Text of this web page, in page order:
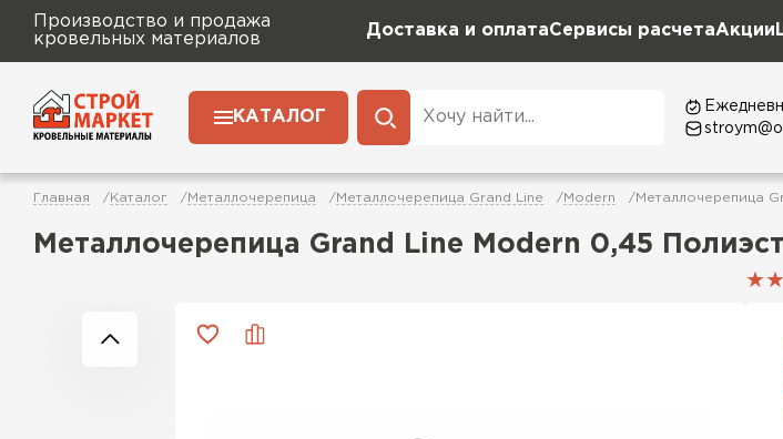
Производство и продажа
кровельных материалов
Доставка и оплатаСервисы расчетаАкции
КАТАЛОГ
Главная Каталог Металлочерепица Металлочерепица Grand Line Modern Металлочерепица
Металлочерепица Grand Line Modern 0,45